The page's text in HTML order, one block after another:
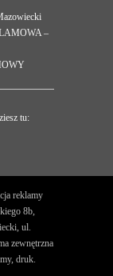
–
tu:
reklamy
8b,
ul.
zewnętrzna
druk.